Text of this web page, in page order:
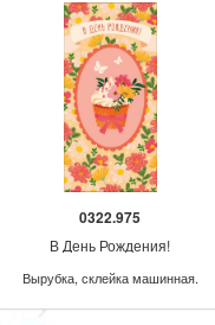
0322.975
В День Рождения!
Вырубка, склейка машинная.